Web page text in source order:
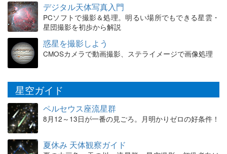
デジタル天体写真入門
PCソフトで撮影＆処理。明るい場所でもできる星雲・
星団撮影を初歩から解説
惑星を撮影しよう
CMOSカメラで動画撮影、ステライメージで画像処理
星空ガイド
ペルセウス座流星群
8月12～13日が一番の見ごろ。月明かりゼロの好条件！
夏休み 天体観察ガイド